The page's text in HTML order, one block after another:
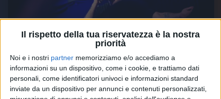
Il rispetto della tua riservatezza è la nostra
priorità
Noi e i nostri partner memorizziamo e/o accediamo a
informazioni su un dispositivo, come i cookie, e trattiamo dati
personali, come identificatori univoci e informazioni standard
inviate da un dispositivo per annunci e contenuti personalizzati,
MR. RAIN
RADIO ITALIA LIVE SPECIALE CASA AZZURRI
2VIDEO 16FOTO